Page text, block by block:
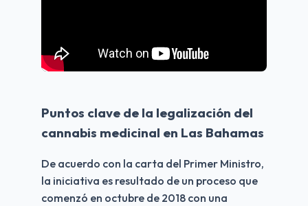
Puntos clave de la legalización del
cannabis medicinal en Las Bahamas
De acuerdo con la carta del Primer Ministro,
la iniciativa es resultado de un proceso que
comenzó en octubre de 2018 con una